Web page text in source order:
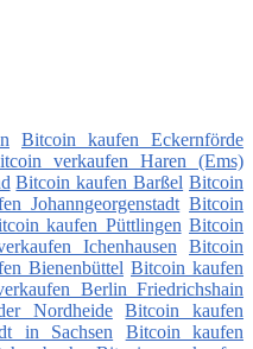
Bitcoin kaufen Eckernförde
verkaufen Haren (Ems)
Bitcoin kaufen Barßel Bitcoin
Johanngeorgenstadt Bitcoin
kaufen Püttlingen Bitcoin
Ichenhausen
Bitcoin
Bienenbüttel Bitcoin kaufen
Berlin Friedrichshain
Nordheide
Bitcoin kaufen
in Sachsen
Bitcoin kaufen